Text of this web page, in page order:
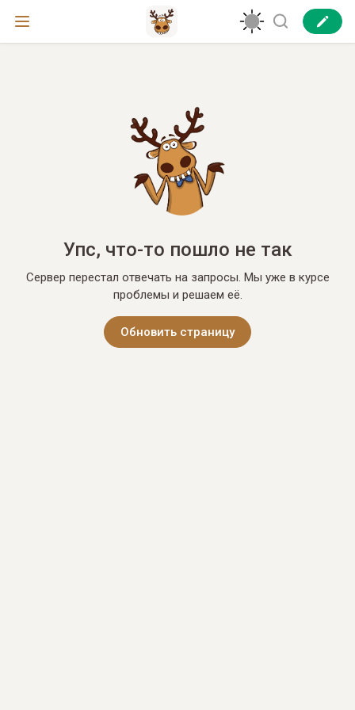
Упс, что-то пошло не так
Сервер перестал отвечать на запросы. Мы уже в курсе
проблемы и решаем её.
Обновить страницу